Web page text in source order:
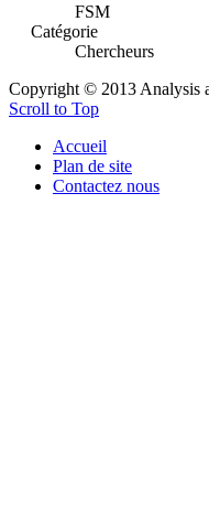
FSM
Catégorie
Chercheurs
Copyright © 2013 Analysis
Scroll to Top
Accueil
Plan de site
Contactez nous